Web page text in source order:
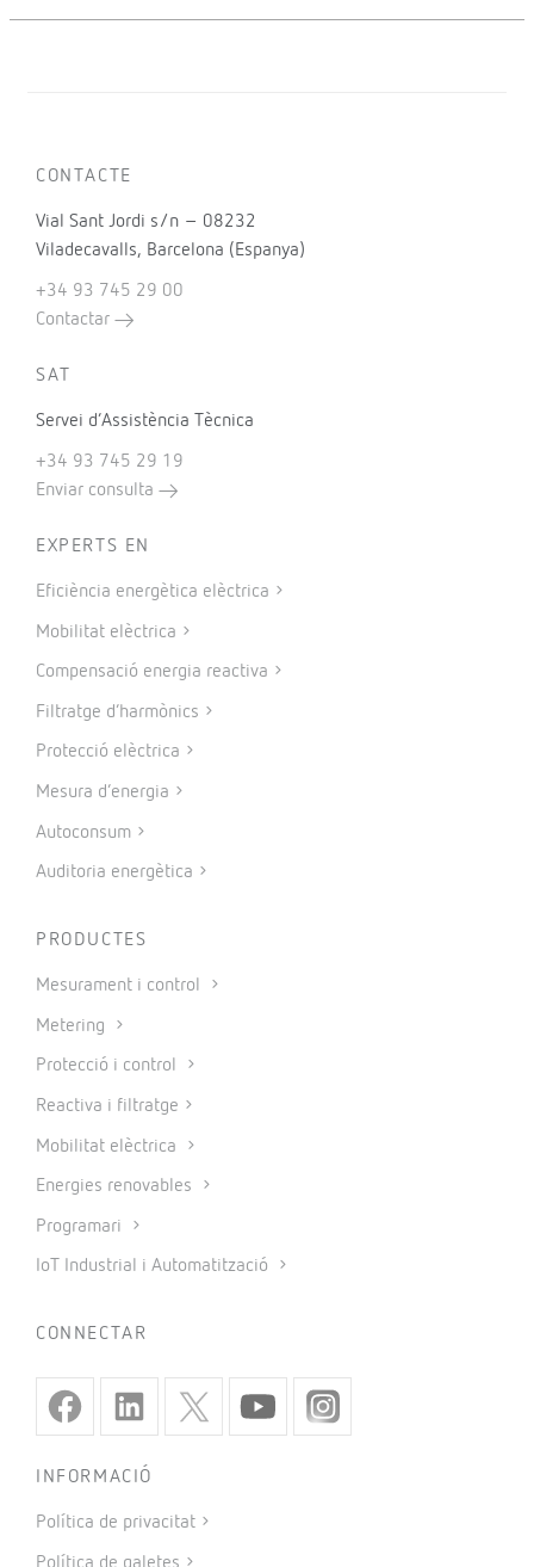
CONTACTE
Vial Sant Jordi s/n – 08232
Viladecavalls, Barcelona (Espanya)
+34 93 745 29 00
Contactar
SAT
Servei d’Assistència Tècnica
+34 93 745 29 19
Enviar consulta
EXPERTS EN
Eficiència energètica elèctrica
Mobilitat elèctrica
Compensació energia reactiva
Filtratge d’harmònics
Protecció elèctrica
Mesura d’energia
Autoconsum
Auditoria energètica
PRODUCTES
Mesurament i control
Metering
Protecció i control
Reactiva i filtratge
Mobilitat elèctrica
Energies renovables
Programari
IoT Industrial i Automatització
CONNECTAR
INFORMACIÓ
Política de privacitat